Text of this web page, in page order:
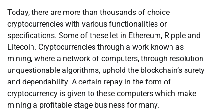
Today, there are more than thousands of choice
cryptocurrencies with various functionalities or
specifications. Some of these let in Ethereum, Ripple and
Litecoin. Cryptocurrencies through a work known as
mining, where a network of computers, through resolution
unquestionable algorithms, uphold the blockchain’s surety
and dependability. A certain repay in the form of
cryptocurrency is given to these computers which make
mining a profitable stage business for many.